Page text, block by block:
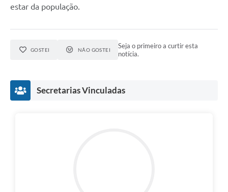
estar da população.
GOSTEI NÃO GOSTEI
Seja o primeiro a curtir esta
notícia.
Secretarias Vinculadas